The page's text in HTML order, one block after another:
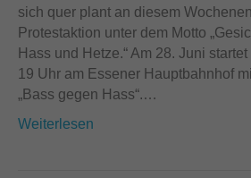
sich quer plant an diesem
Protestaktion unter dem Motto
Hass und Hetze.“ Am 28. Juni
19 Uhr am Essener Hauptbahnhof
„Bass gegen Hass“.…
Weiterlesen